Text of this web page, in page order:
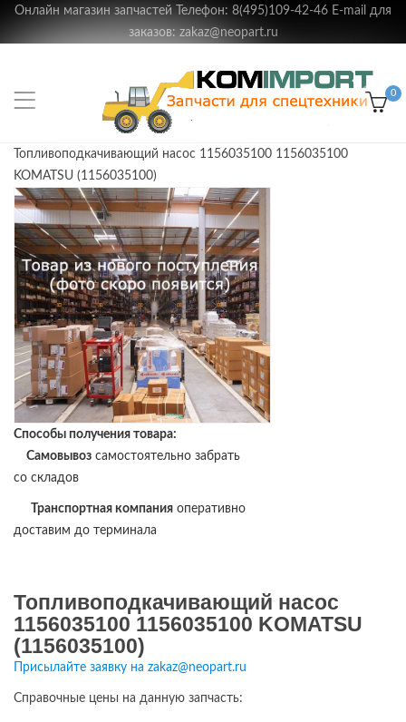
Онлайн магазин запчастей Телефон: 8(495)109-42-46 E-mail для
заказов: zakaz@neopart.ru
0
Топливоподкачивающий насос 1156035100 1156035100
KOMATSU (1156035100)
Способы получения товара:
Самовывоз самостоятельно забрать
со складов
Транспортная компания оперативно
доставим до терминала
Топливоподкачивающий насос
1156035100 1156035100 KOMATSU
(1156035100)
Присылайте заявку на zakaz@neopart.ru
Справочные цены на данную запчасть: